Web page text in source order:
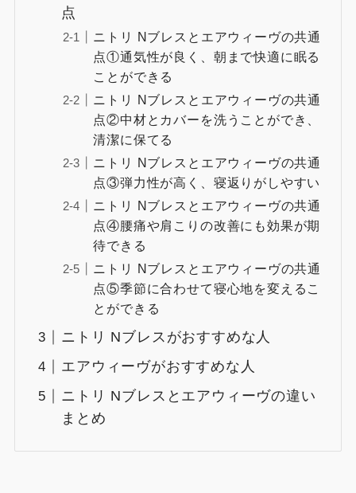
点
ニトリ Nブレスとエアウィーヴの共通
点①通気性が良く、朝まで快適に眠る
ことができる
ニトリ Nブレスとエアウィーヴの共通
点②中材とカバーを洗うことができ、
清潔に保てる
ニトリ Nブレスとエアウィーヴの共通
点③弾力性が高く、寝返りがしやすい
ニトリ Nブレスとエアウィーヴの共通
点④腰痛や肩こりの改善にも効果が期
待できる
ニトリ Nブレスとエアウィーヴの共通
点⑤季節に合わせて寝心地を変えるこ
とができる
ニトリ Nブレスがおすすめな人
エアウィーヴがおすすめな人
ニトリ Nブレスとエアウィーヴの違い
まとめ